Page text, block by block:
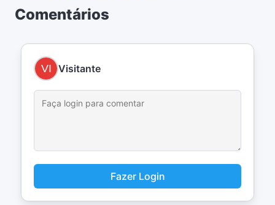
Comentários
Visitante
Fazer Login